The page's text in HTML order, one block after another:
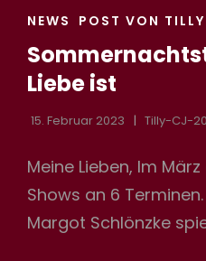
CAT
NEWS POST VON TILLY
Liebe ist
15. Februar 2023 Tilly-CJ-
Meine Lieben, Im
Shows an 6
Margot Schlönzke